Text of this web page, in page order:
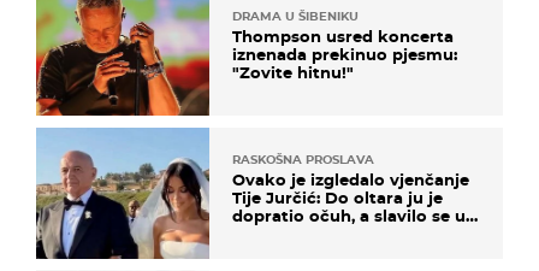
DRAMA U ŠIBENIKU
Thompson usred koncerta
iznenada prekinuo pjesmu:
"Zovite hitnu!"
RASKOŠNA PROSLAVA
Ovako je izgledalo vjenčanje
Tije Jurčić: Do oltara ju je
dopratio očuh, a slavilo se uz